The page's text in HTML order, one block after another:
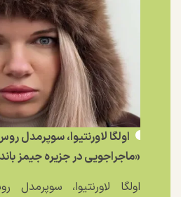
اولگا لاورنتیوا، سوپرمدل
«ماجراجویی در جزیره جیمز
اولگا لاورنتیوا،